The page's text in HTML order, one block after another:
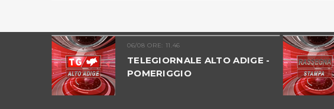
06/08 ORE: 11.46
TELEGIORNALE ALTO ADIGE -
POMERIGGIO